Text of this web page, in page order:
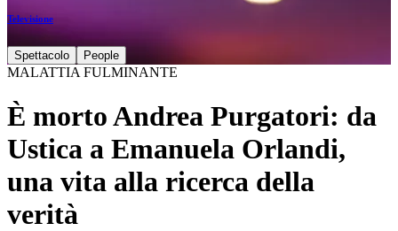
Televisione
Spettacolo People
MALATTIA FULMINANTE
È morto Andrea Purgatori: da
Ustica a Emanuela Orlandi,
una vita alla ricerca della
verità